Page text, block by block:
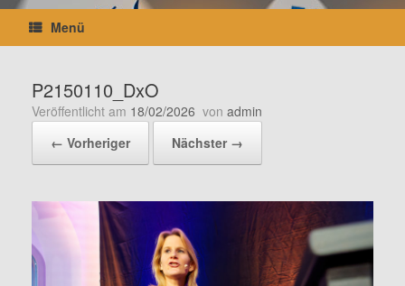
Menü
P2150110_DxO
Veröffentlicht am 18/02/2026 von admin
← Vorheriger
Nächster →